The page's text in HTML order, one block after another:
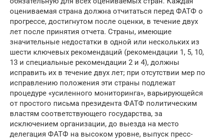
оцениваемая страна должна отчитаться перед ФАТФ о
прогрессе, достигнутом после оценки, в течение двух
лет после принятия отчета. Страны, имеющие
значительные недостатки в одной или нескольких из
шести ключевых рекомендаций (рекомендации 1, 5, 10,
13 и специальные рекомендации 2 и 4), должны
исправить их в течение двух лет; при отсутствии мер по
исправлению положения эти страны подлежат
процедуре «усиленного мониторинга», варьирующейся
от простого письма президента ФАТФ политическим
властям соответствующего государства, за
исключением организации, до выезда на место
делегация ФАТФ на высоком уровне, выпуск пресс-